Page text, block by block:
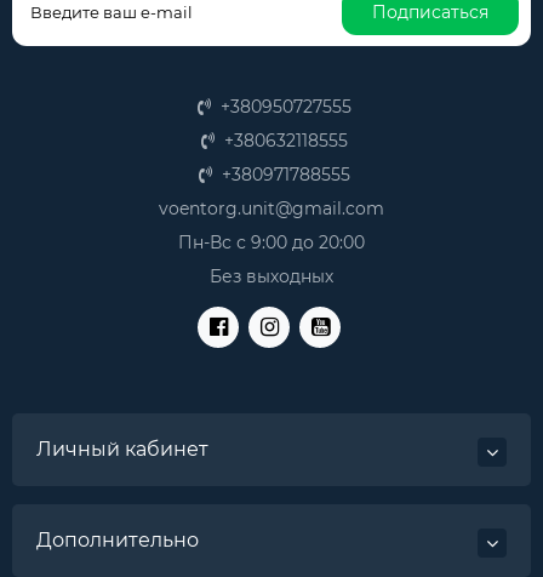
Подписаться
+380950727555
+380632118555
+380971788555
voentorg.unit@gmail.com
Пн-Вс с 9:00 до 20:00
Без выходных
Личный кабинет
Дополнительно